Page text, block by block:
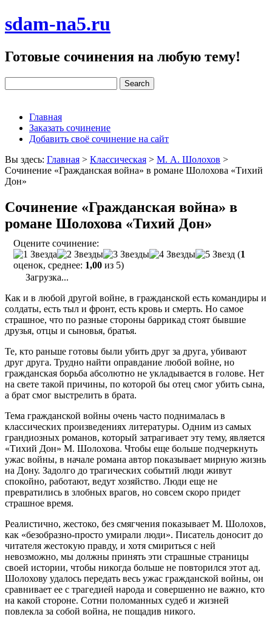
sdam-na5.ru
Готовые сочинения на любую тему!
Главная
Заказать сочинение
Добавить своё сочинение на сайт
Вы здесь: Главная > Классическая > М. А. Шолохов >
Сочинение «Гражданская война» в романе Шолохова «Тихий
Дон»
Сочинение «Гражданская война» в
романе Шолохова «Тихий Дон»
Оцените сочинение:
(1
оценок, среднее: 1,00 из 5)
Загрузка...
Как и в любой другой войне, в гражданской есть командиры и
солдаты, есть тыл и фронт, есть кровь и смерть. Но самое
страшное, что по разные стороны баррикад стоят бывшие
друзья, отцы и сыновья, братья.
Те, кто раньше готовы были убить друг за друга, убивают
друг друга. Трудно найти оправдание любой войне, но
гражданская борьба абсолютно не укладывается в голове. Нет
на свете такой причины, по которой бы отец смог убить сына,
а брат смог выстрелить в брата.
Тема гражданской войны очень часто поднималась в
классических произведениях литературы. Одним из самых
грандиозных романов, который затрагивает эту тему, является
«Тихий Дон» М. Шолохова. Чтобы еще больше подчеркнуть
ужас войны, в начале романа автор показывает мирную жизнь
на Дону. Задолго до трагических событий люди живут
спокойно, работают, ведут хозяйство. Люди еще не
превратились в злобных врагов, но совсем скоро придет
страшное время.
Реалистично, жестоко, без смягчения показывает М. Шолохов,
как «безобразно-просто умирали люди». Писатель доносит до
читателя жестокую правду, и хотя смириться с ней
невозможно, мы должны принять эти страшные страницы
своей истории, чтобы никогда больше не повторился этот ад.
Шолохову удалось передать весь ужас гражданской войны, он
сравнивает ее с трагедией народа и совершенно не важно, кто
на какой стороне. Сотни поломанных судеб и жизней
повлекла за собой война, не пощадив никого.